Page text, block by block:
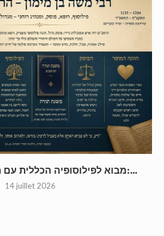
מבוא לפילוסופיה הכללית עם רוני אקריש פרק 10:...
14 juillet 2026